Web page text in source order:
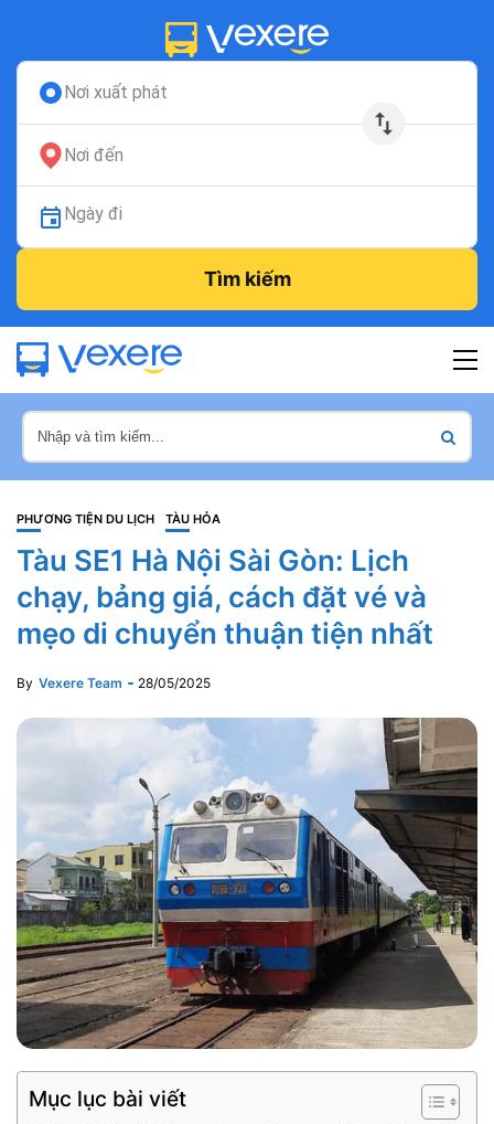
Nơi xuất phát
Nơi đến
Ngày đi
Tìm kiếm
PHƯƠNG TIỆN DU LỊCH TÀU HỎA
Tàu SE1 Hà Nội Sài Gòn: Lịch
chạy, bảng giá, cách đặt vé và
mẹo di chuyển thuận tiện nhất
By Vexere Team 28/05/2025
Mục lục bài viết